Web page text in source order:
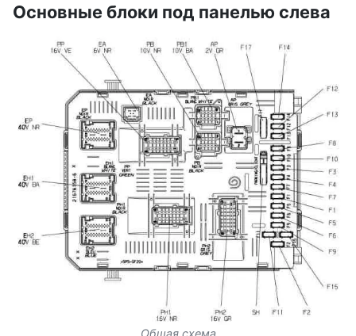
Основные блоки под панелью слева